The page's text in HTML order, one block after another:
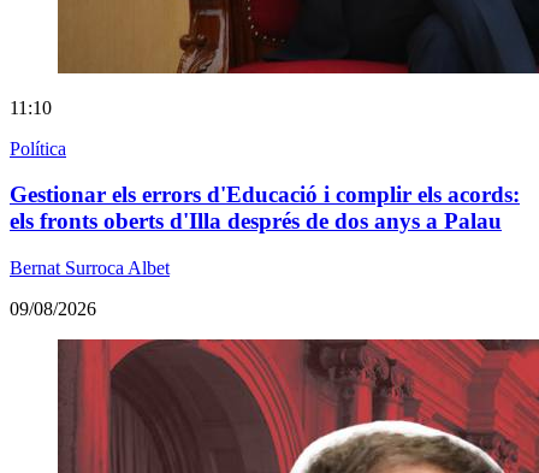
11:10
Política
Gestionar els errors d'Educació i complir els acords:
els fronts oberts d'Illa després de dos anys a Palau
Bernat Surroca Albet
09/08/2026